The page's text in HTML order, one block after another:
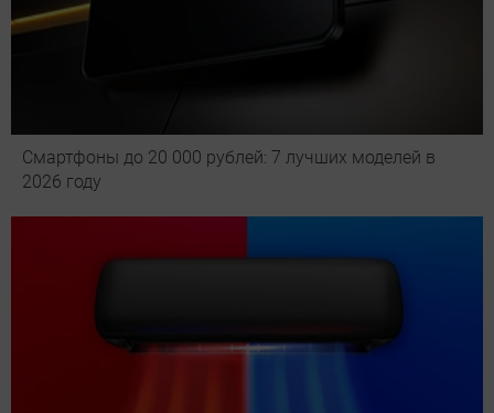
Смартфоны до 20 000 рублей: 7 лучших моделей в
2026 году